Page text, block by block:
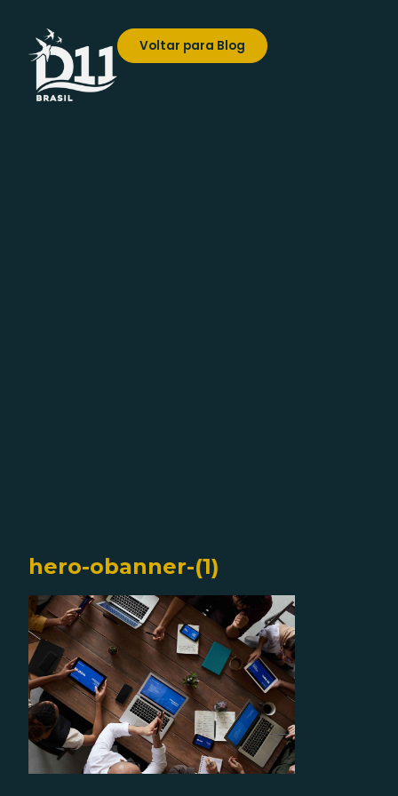
Voltar para Blog
hero-obanner-(1)